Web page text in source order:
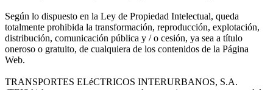
Según lo dispuesto en la Ley de Propiedad Intelectual, queda
totalmente prohibida la transformación, reproducción, explotación,
distribución, comunicación pública y / o cesión, ya sea a título
oneroso o gratuito, de cualquiera de los contenidos de la Página
Web.
TRANSPORTES ELéCTRICOS INTERURBANOS, S.A.